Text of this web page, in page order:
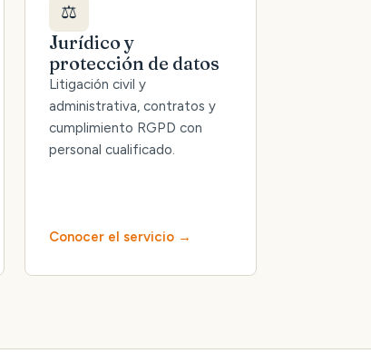
⚖️
Jurídico y
protección de datos
Litigación civil y
administrativa, contratos y
cumplimiento RGPD con
personal cualificado.
Conocer el servicio